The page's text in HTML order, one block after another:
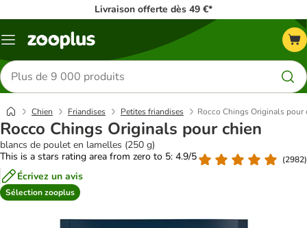
Livraison offerte dès 49 €*
Menu
Rechercher
des
produits
Chien Friandises Petites friandises Rocco Chings Originals pour
Rocco Chings Originals pour chien
blancs de poulet en lamelles (250 g)
This is a stars rating area from zero to 5: 4.9/5
(2982)
Écrivez un avis
Sélection zooplus